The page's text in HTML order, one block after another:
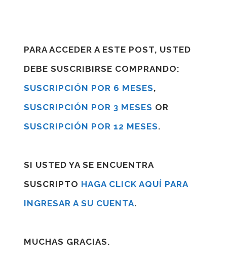
PARA ACCEDER A ESTE POST, USTED
DEBE SUSCRIBIRSE COMPRANDO:
SUSCRIPCIÓN POR 6 MESES,
SUSCRIPCIÓN POR 3 MESES OR
SUSCRIPCIÓN POR 12 MESES.
SI USTED YA SE ENCUENTRA
SUSCRIPTO HAGA CLICK AQUÍ PARA
INGRESAR A SU CUENTA.
MUCHAS GRACIAS.